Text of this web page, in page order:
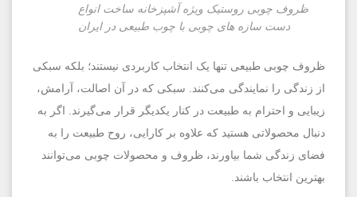
ظروف چوبی روستیک ویژه آشپزخانه ساخت انواع
دست سازه های چوبی با چوب طبیعی در ایران
ظروف چوبی طبیعی تنها یک انتخاب کاربردی نیستند؛ بلکه سبکی
از زندگی را نمایندگی می‌کنند. سبکی که در آن اصالت، آرامش،
زیبایی و احترام به طبیعت در کنار یکدیگر قرار می‌گیرند. اگر به
دنبال محصولاتی هستید که علاوه بر کارایی، روح طبیعت را به
فضای زندگی شما بیاورند، ظروف و محصولات چوبی می‌توانند
بهترین انتخاب باشند.